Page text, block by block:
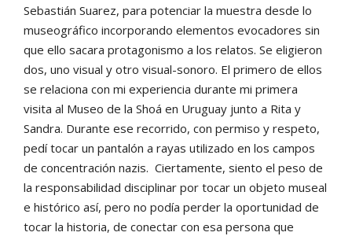
Sebastián Suarez, para potenciar la muestra desde lo
museográfico incorporando elementos evocadores sin
que ello sacara protagonismo a los relatos. Se eligieron
dos, uno visual y otro visual-sonoro. El primero de ellos
se relaciona con mi experiencia durante mi primera
visita al Museo de la Shoá en Uruguay junto a Rita y
Sandra. Durante ese recorrido, con permiso y respeto,
pedí tocar un pantalón a rayas utilizado en los campos
de concentración nazis. Ciertamente, siento el peso de
la responsabilidad disciplinar por tocar un objeto museal
e histórico así, pero no podía perder la oportunidad de
tocar la historia, de conectar con esa persona que